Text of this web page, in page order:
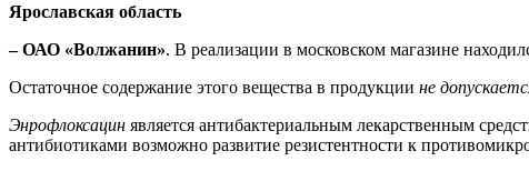
Ярославская область
– ОАО «Волжанин». В реализации в московском магазине
Остаточное содержание этого вещества в продукции не
Энрофлоксацин является антибактериальным лекарственным
антибиотиками возможно развитие резистентности к